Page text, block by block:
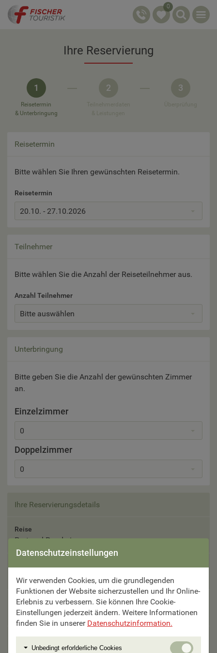
0
Ihre Reservierung
1
Reisetermin
& Unterbringung
2 3
Reisetermin
Bitte wählen Sie Ihren gewünschten Reisetermin.
Reisetermin
20.10. - 27.10.2026
Teilnehmer
Bitte wählen Sie die Anzahl der Reiseteilnehmer aus.
Anzahl Teilnehmer
Bitte auswählen
Unterbringung
Bitte geben Sie die Anzahl der gewünschten Zimmer
an.
Einzelzimmer
0
Doppelzimmer
0
Ihre Reservierungsdetails
Reise
Portugal Rundreise
20.10. - 27.10.2026
Teilnehmer
Bitte auswählen
Unterbringung
Bitte auswählen
Datenschutzeinstellungen
Wir verwenden Cookies, um die grundlegenden
Funktionen der Website sicherzustellen und Ihr Online-
Erlebnis zu verbessern. Sie können Ihre Cookie-
Einstellungen jederzeit ändern. Weitere Informationen
finden Sie in unserer Datenschutzinformation.
Unbedingt erforlderliche Cookies